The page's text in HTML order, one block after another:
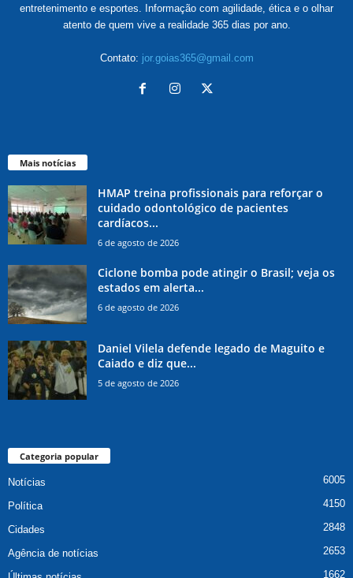
entretenimento e esportes. Informação com agilidade, ética e o olhar
atento de quem vive a realidade 365 dias por ano.
Contato: jor.goias365@gmail.com
Mais notícias
HMAP treina profissionais para reforçar o
cuidado odontológico de pacientes
cardíacos...
6 de agosto de 2026
Ciclone bomba pode atingir o Brasil; veja os
estados em alerta...
6 de agosto de 2026
Daniel Vilela defende legado de Maguito e
Caiado e diz que...
5 de agosto de 2026
Categoria popular
Notícias 6005
Política 4150
Cidades 2848
Agência de notícias 2653
1662